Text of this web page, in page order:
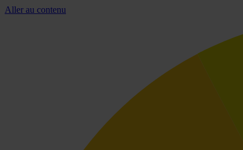
Aller au contenu